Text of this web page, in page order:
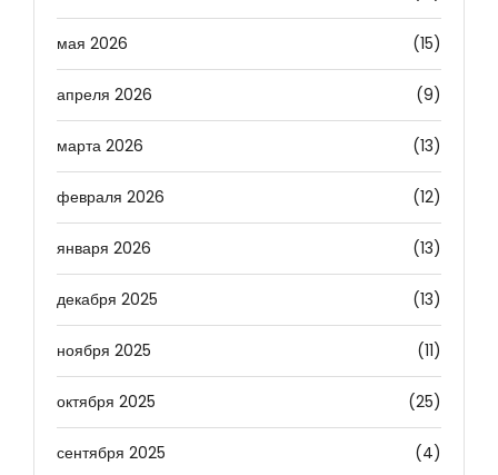
мая 2026 (15)
апреля 2026 (9)
марта 2026 (13)
февраля 2026 (12)
января 2026 (13)
декабря 2025 (13)
ноября 2025 (11)
октября 2025 (25)
сентября 2025 (4)